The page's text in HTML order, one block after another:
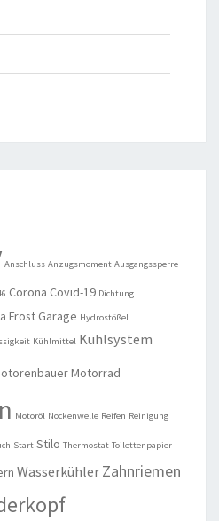
Anschluss Anzugsmoment Ausgangssperre
Corona Covid-19 Dichtung
Frost Garage Hydrostößel
Kühlmittel Kühlsystem
Motorrad
Motoröl Nockenwelle Reifen Reinigung
Start Stilo Thermostat Toilettenpapier
Wasserkühler Zahnriemen